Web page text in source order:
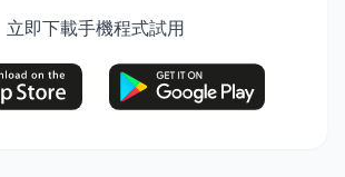
立即下載手機程式試用